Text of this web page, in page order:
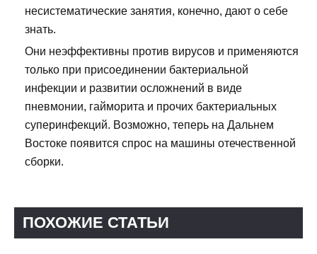
несистематические занятия, конечно, дают о себе
знать.
Они неэффективны против вирусов и применяются
только при присоединении бактериальной
инфекции и развитии осложнений в виде
пневмонии, гайморита и прочих бактериальных
суперинфекций. Возможно, теперь на Дальнем
Востоке появится спрос на машины отечественной
сборки.
ПОХОЖИЕ СТАТЬИ